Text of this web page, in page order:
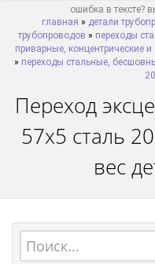
ошибка в тексте?
главная » детали
трубопроводов » переходы
приварные, концентрические и
» переходы стальные,
Переход
57х5 сталь
вес